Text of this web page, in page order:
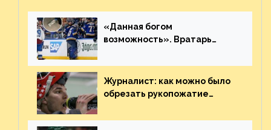
«Данная богом
возможность». Вратарь
броске бутылкой в Кадри
Журналист: как можно было
обрезать рукопожатие
Плохая работа, ESPN